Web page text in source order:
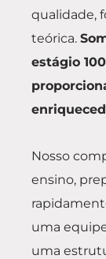
qualidade,
teórica.
estágio
Nosso
ensino,
uma
uma